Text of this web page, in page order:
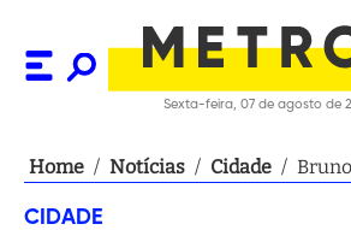
Sexta-feira, 07 de agosto de
Home / Notícias / Cidade /
CIDADE